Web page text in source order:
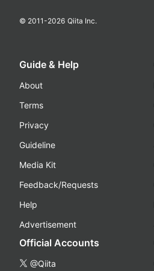
© 2011-2026 Qiita Inc.
Guide & Help
About
Terms
Privacy
Guideline
Media Kit
Feedback/Requests
Help
Advertisement
Official Accounts
@Qiita